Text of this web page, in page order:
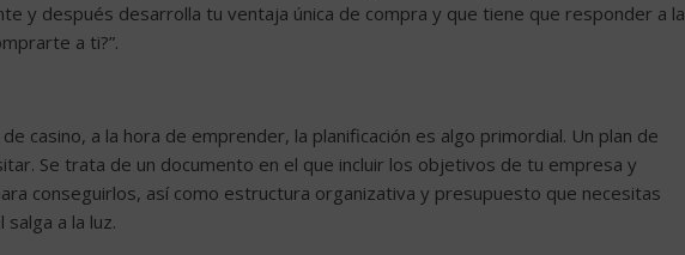
y después desarrolla tu ventaja única de compra y que tiene que responder a la
a ti?”.
casino, a la hora de emprender, la planificación es algo primordial. Un plan de
Se trata de un documento en el que incluir los objetivos de tu empresa y
conseguirlos, así como estructura organizativa y presupuesto que necesitas
a la luz.